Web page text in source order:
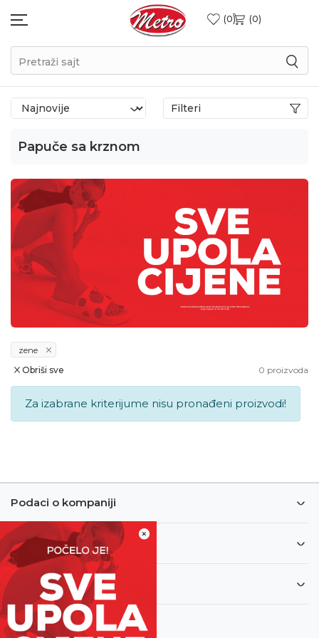
0 0
Pretraži sajt
×
Papuče sa krznom
Filteri
zene
0 proizvoda
Obriši sve
Za izabrane kriterijume nisu pronađeni proizvodi!
Podaci o kompaniji
Informacije
Korisnički servis
Newsletter